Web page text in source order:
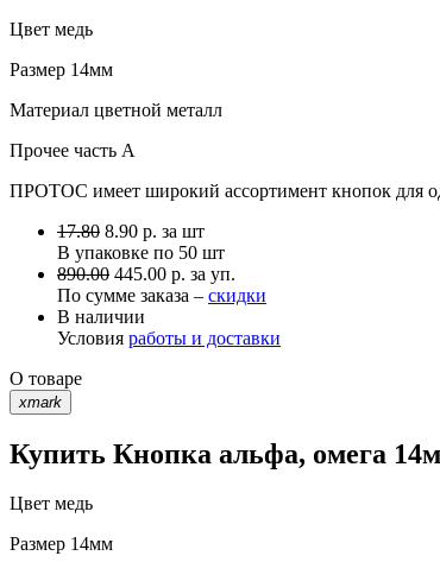
Цвет медь
Размер 14мм
Материал цветной металл
Прочее часть A
ПРОТОС имеет широкий ассортимент кнопок для
17.80 8.90 р. за шт
В упаковке по 50 шт
890.00 445.00 р. за уп.
По сумме заказа – скидки
В наличии
Условия работы и доставки
О товаре
xmark
Купить Кнопка альфа, омега
Цвет медь
Размер 14мм